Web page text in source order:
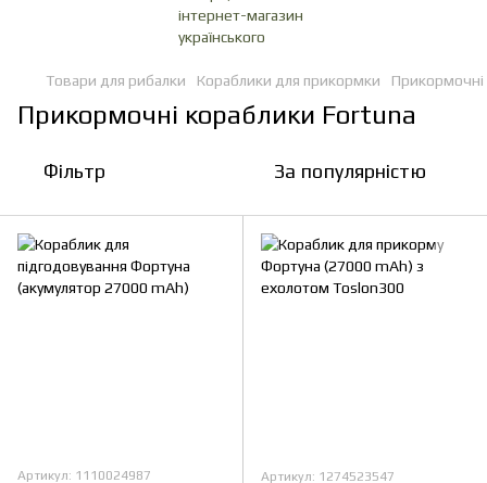
Товари для рибалки Кораблики для прикормки
Прикормочні кораблики Fortuna
Фільтр За популярністю
Артикул: 1110024987 Артикул: 1274523547